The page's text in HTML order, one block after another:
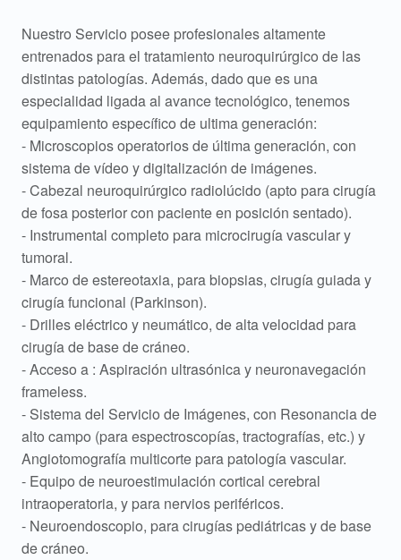
Nuestro Servicio posee profesionales altamente
entrenados para el tratamiento neuroquirúrgico de las
distintas patologías. Además, dado que es una
especialidad ligada al avance tecnológico, tenemos
equipamiento específico de ultima generación:
- Microscopios operatorios de última generación, con
sistema de vídeo y digitalización de imágenes.
- Cabezal neuroquirúrgico radiolúcido (apto para cirugía
de fosa posterior con paciente en posición sentado).
- Instrumental completo para microcirugía vascular y
tumoral.
- Marco de estereotaxia, para biopsias, cirugía guiada y
cirugía funcional (Parkinson).
- Drilles eléctrico y neumático, de alta velocidad para
cirugía de base de cráneo.
- Acceso a : Aspiración ultrasónica y neuronavegación
frameless.
- Sistema del Servicio de Imágenes, con Resonancia de
alto campo (para espectroscopías, tractografías, etc.) y
Angiotomografía multicorte para patología vascular.
- Equipo de neuroestimulación cortical cerebral
intraoperatoria, y para nervios periféricos.
- Neuroendoscopio, para cirugías pediátricas y de base
de cráneo.